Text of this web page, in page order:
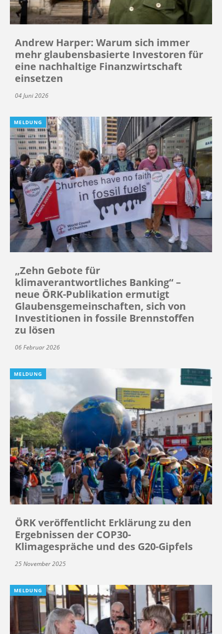
Andrew Harper: Warum sich immer
mehr glaubensbasierte Investoren für
eine nachhaltige Finanzwirtschaft
einsetzen
04 Juni 2026
MELDUNG
„Zehn Gebote für
klimaverantwortliches Banking“ –
neue ÖRK-Publikation ermutigt
Glaubensgemeinschaften, sich von
Investitionen in fossile Brennstoffen
zu lösen
06 Februar 2026
MELDUNG
ÖRK veröffentlicht Erklärung zu den
Ergebnissen der COP30-
Klimagespräche und des G20-Gipfels
25 November 2025
MELDUNG